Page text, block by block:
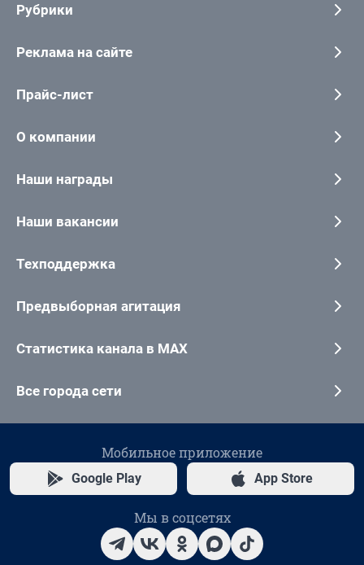
Рубрики
Реклама на сайте
Прайс-лист
О компании
Наши награды
Наши вакансии
Техподдержка
Предвыборная агитация
Статистика канала в MAX
Все города сети
Мобильное приложение
Google Play App Store
Мы в соцсетях